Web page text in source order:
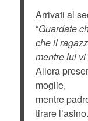
Arrivati al
“Guardate
che il
mentre lui
Allora
moglie,
mentre
tirare l’asino.